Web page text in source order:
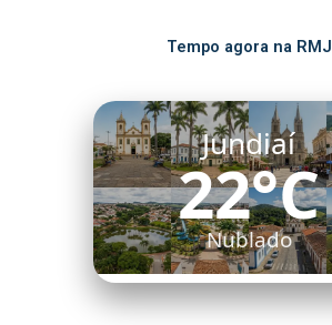
Tempo agora na RMJ
Jundiaí
22°C
Nublado